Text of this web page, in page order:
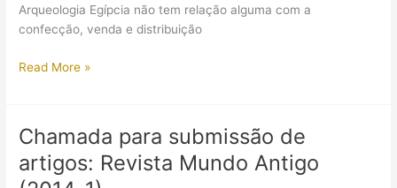
Arqueologia Egípcia não tem relação alguma com a
confecção, venda e distribuição
Revista
Egípcios,
Volume
8
Read More »
Chamada para submissão de
artigos: Revista Mundo Antigo